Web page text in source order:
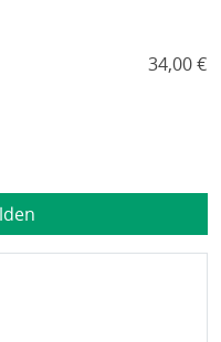
34,00 €